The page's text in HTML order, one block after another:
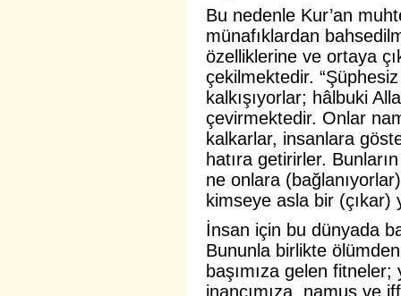
Bu nedenle Kur’an
münafıklardan
özelliklerine ve ortaya
çekilmektedir.
kalkışıyorlar; hâlbuki
çevirmektedir. Onlar
kalkarlar, insanlara
hatıra getirirler.
ne onlara
kimseye asla bir (çıkar)
İnsan için bu dünyada
Bununla birlikte
başımıza gelen
inancımıza, namus ve